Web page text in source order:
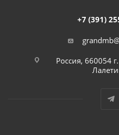
+7 (391)
Россия, 660054